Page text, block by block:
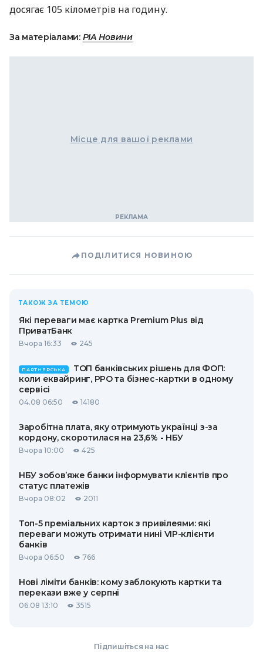
досягає 105 кілометрів на годину.
За матеріалами: РІА Новини
Місце для вашої реклами
ПОДІЛИТИСЯ НОВИНОЮ
ТАКОЖ ЗА ТЕМОЮ
Які переваги має картка Premium Plus від
ПриватБанк
Вчора 16:33 245
ПАРТНЕРСЬКА
ТОП банківських рішень для ФОП:
коли еквайринг, РРО та бізнес-картки в одному
сервісі
04.08 06:50 14180
Заробітна плата, яку отримують українці з-за
кордону, скоротилася на 23,6% - НБУ
Вчора 10:00 425
НБУ зобов’яже банки інформувати клієнтів про
статус платежів
Вчора 08:02 2011
Топ-5 преміальних карток з привілеями: які
переваги можуть отримати нині VIP-клієнти
банків
Вчора 06:50 766
Нові ліміти банків: кому заблокують картки та
перекази вже у серпні
06.08 13:10 3515
Підпишіться на нас